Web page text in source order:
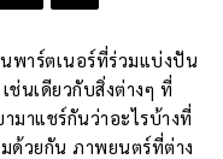
พาร์ตเนอร์ที่ร่วมแบ่งปัน
ช่นเดียวกับสิ่งต่างๆ ที่
มาแชร์กันว่าอะไรบ้างที่
ด้วยกัน ภาพยนตร์ที่ต่าง